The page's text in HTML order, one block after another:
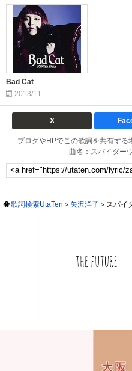
Bad Cat
2013/11
X
ブログやHPでこの歌詞を共有す
曲名：スパイダー
歌詞検索UtaTen 矢沢洋子 スパイ